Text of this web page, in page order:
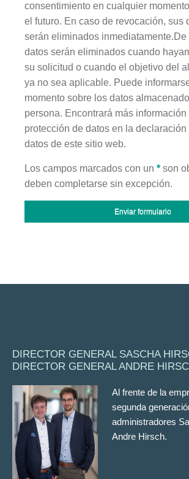
consentimiento en cualquier
el futuro. En caso de revocación, sus
serán eliminados
datos serán eliminados cuando
su solicitud o cuando el objetivo del
ya no sea aplicable. Puede
momento sobre los datos
persona. Encontrará más información
protección de datos en la
datos de este sitio web.
Los campos marcados con un * son
deben completarse sin excepción.
DIRECTOR GENERAL SASCHA
DIRECTOR GENERAL ANDRE
Al frente de la
segunda
administradores
Andre Hirsch.